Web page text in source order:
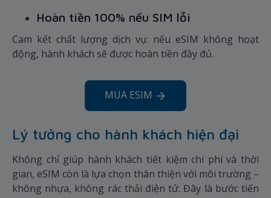
Hoàn tiền 100% nếu SIM lỗi
Cam kết chất lượng dịch vụ: nếu eSIM không hoạt
động, hành khách sẽ được hoàn tiền đầy đủ.
MUA ESIM
Lý tưởng cho hành khách hiện đại
Không chỉ giúp hành khách tiết kiệm chi phí và thời
gian, eSIM còn là lựa chọn thân thiện với môi trường –
không nhựa, không rác thải điện tử. Đây là bước tiến